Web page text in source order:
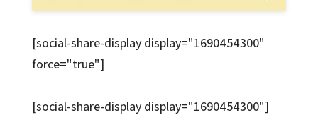
[social-share-display display="1690454300"
force="true"]
[social-share-display display="1690454300"]